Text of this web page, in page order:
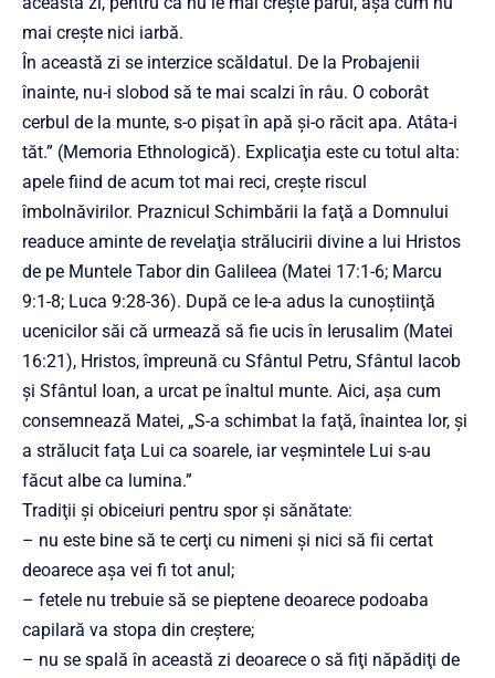
mai creşte nici iarbă.
În această zi se interzice scăldatul. De la Probajenii
înainte, nu-i slobod să te mai scalzi în râu. O coborât
cerbul de la munte, s-o pișat în apă şi-o răcit apa. Atâta-i
tăt.” (Memoria Ethnologică). Explicaţia este cu totul alta:
apele fiind de acum tot mai reci, creşte riscul
îmbolnăvirilor. Praznicul Schimbării la faţă a Domnului
readuce aminte de revelaţia strălucirii divine a lui Hristos
de pe Muntele Tabor din Galileea (Matei 17:1-6; Marcu
9:1-8; Luca 9:28-36). După ce le-a adus la cunoştiinţă
ucenicilor săi că urmează să fie ucis în Ierusalim (Matei
16:21), Hristos, împreună cu Sfântul Petru, Sfântul Iacob
şi Sfântul Ioan, a urcat pe înaltul munte. Aici, aşa cum
consemnează Matei, „S-a schimbat la faţă, înaintea lor, şi
a strălucit faţa Lui ca soarele, iar veşmintele Lui s-au
făcut albe ca lumina.”
Tradiţii şi obiceiuri pentru spor şi sănătate:
– nu este bine să te cerţi cu nimeni şi nici să fii certat
deoarece aşa vei fi tot anul;
– fetele nu trebuie să se pieptene deoarece podoaba
capilară va stopa din creştere;
– nu se spală în această zi deoarece o să fiţi năpădiţi de